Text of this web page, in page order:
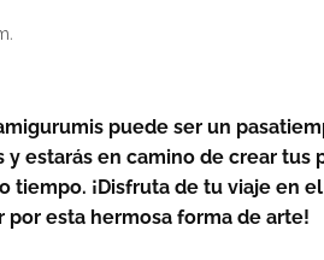
puede ser un
y estarás en camino de crear tus
tiempo. ¡Disfruta de tu viaje en
por esta hermosa forma de arte!